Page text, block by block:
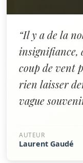
“Il y a de la
insignifiance,
coup de vent
rien laisser
vague
AUTEUR
Laurent Gaudé